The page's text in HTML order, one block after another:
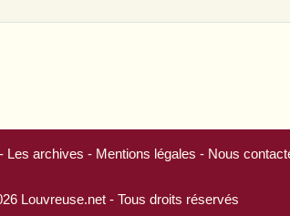
Les archives - Mentions légales - Nous
Louvreuse.net- Tous droits réservés